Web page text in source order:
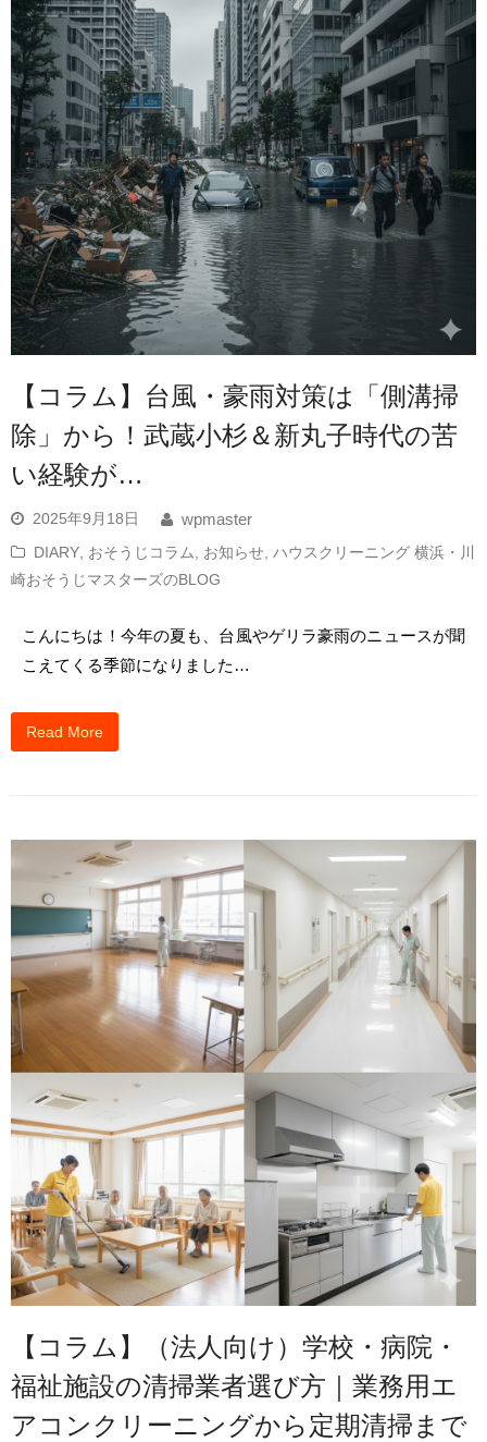
【コラム】台風・豪雨対策は「側溝掃
除」から！武蔵小杉＆新丸子時代の苦
い経験が…
2025年9月18日
wpmaster
DIARY おそうじコラム お知らせ ハウスクリーニング 横浜・川
崎おそうじマスターズのBLOG
こんにちは！今年の夏も、台風やゲリラ豪雨のニュースが聞
こえてくる季節になりました…
Read More
【コラム】（法人向け）学校・病院・
福祉施設の清掃業者選び方｜業務用エ
アコンクリーニングから定期清掃まで